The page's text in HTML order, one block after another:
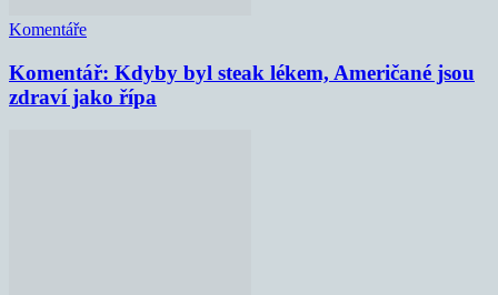
Komentáře
Komentář: Kdyby byl steak lékem, Američané jsou
zdraví jako řípa